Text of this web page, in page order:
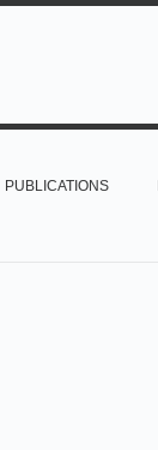
PUBLICATIONS